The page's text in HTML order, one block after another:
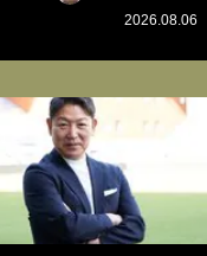
州移籍｣撲滅への処方
大激論】(5)
2026.08.06